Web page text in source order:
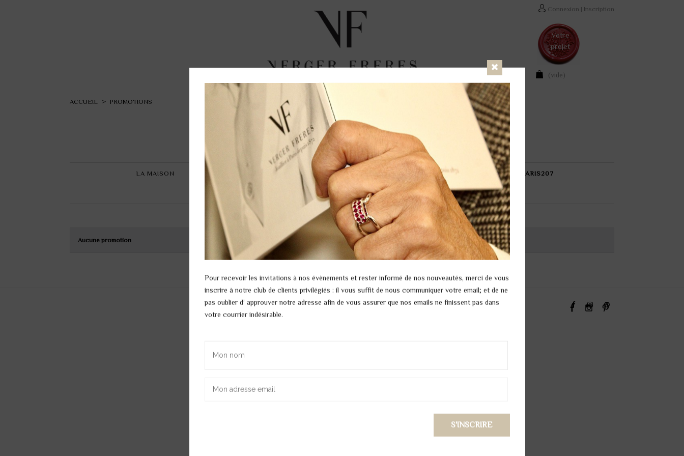
Connexion | Inscription
(vide)
Votre
projet
LA MAISON ATELIER 207 COLLECTIONS JOAILLIÈRES NOUVEAUTÉ COLLECTION PARIS207
COLLECTIONS CONFIDENTIELLES ESHOP CRÉATIONS SUR-MESURE
ACCUEIL > PROMOTIONS
Aucune promotion
Fermer
Pour recevoir les invitations à nos évènements et rester informé de nos nouveautés, merci de vous
inscrire à notre club de clients privilégiés : il vous suffit de nous communiquer votre email; et de ne
pas oublier d’ approuver notre adresse afin de vous assurer que nos emails ne finissent pas dans
votre courrier indésirable.